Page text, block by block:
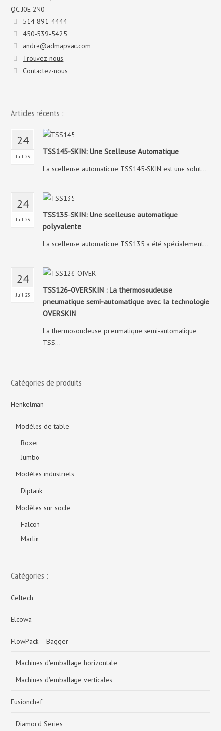
QC J0E 2N0
514-891-4444
450-539-5425
andre@admapvac.com
Trouvez-nous
Contactez-nous
Articles récents :
24
Juil 23
TSS145-SKIN: Une Scelleuse Automatique
La scelleuse automatique TSS145-SKIN est une solut...
24
Juil 23
TSS135-SKIN: Une scelleuse automatique
polyvalente
La scelleuse automatique TSS135 a été spécialement...
24
Juil 23
TSS126-OVERSKIN : La thermosoudeuse
pneumatique semi-automatique avec la technologie
OVERSKIN
La thermosoudeuse pneumatique semi-automatique
TSS...
Catégories de produits
Henkelman
Modèles de table
Boxer
Jumbo
Modèles industriels
Diptank
Modèles sur socle
Falcon
Marlin
Catégories :
Celtech
Elcowa
FlowPack – Bagger
Machines d'emballage horizontale
Machines d'emballage verticales
Fusionchef
Diamond Series